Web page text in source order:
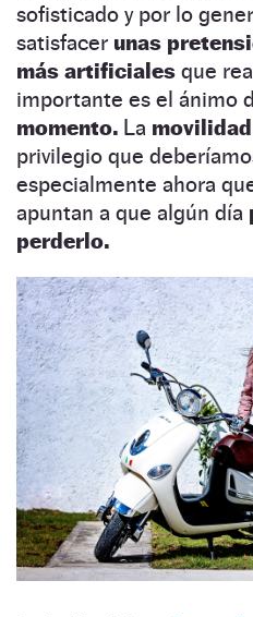
sofisticado y por lo
satisfacer unas
más artificiales que
importante es el ánimo
momento. La
privilegio que
especialmente ahora
apuntan a que algún día
perderlo.